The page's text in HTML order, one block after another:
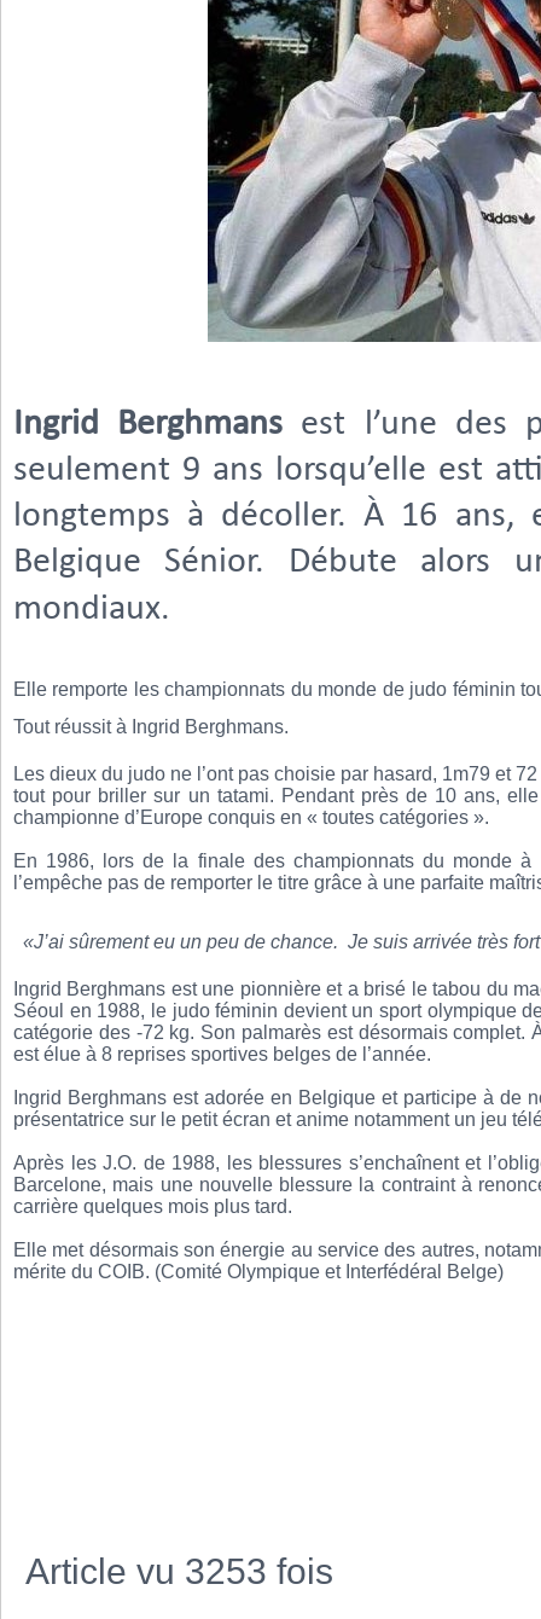
Ingrid Berghmans est l’une des
seulement 9 ans lorsqu’elle est
longtemps à décoller. À 16
Belgique Sénior. Débute alors
mondiaux.
Elle remporte les championnats du monde de judo féminin
Tout réussit à Ingrid Berghmans.
Les dieux du judo ne l’ont pas choisie par hasard, 1m79 et
tout pour briller sur un tatami. Pendant près de 10 ans,
championne d’Europe conquis en « toutes catégories ».
En 1986, lors de la finale des championnats du monde
l’empêche pas de remporter le titre grâce à une parfaite
«J’ai sûrement eu un peu de chance. Je suis arrivée très
Ingrid Berghmans est une pionnière et a brisé le tabou du
Séoul en 1988, le judo féminin devient un sport olympique
catégorie des -72 kg. Son palmarès est désormais
est élue à 8 reprises sportives belges de l’année.
Ingrid Berghmans est adorée en Belgique et participe à de
présentatrice sur le petit écran et anime notamment un jeu
Après les J.O. de 1988, les blessures s’enchaînent et
Barcelone, mais une nouvelle blessure la contraint à
carrière quelques mois plus tard.
Elle met désormais son énergie au service des autres,
mérite du COIB. (Comité Olympique et Interfédéral Belge)
Article vu 3253 fois